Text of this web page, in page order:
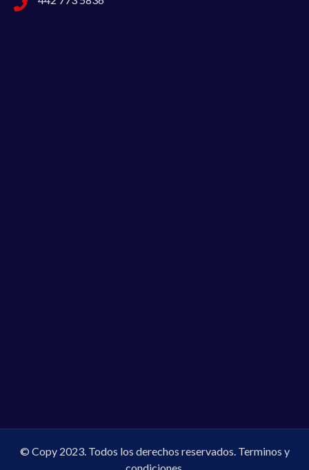
© Copy 2023. Todos los derechos reservados.Terminos y